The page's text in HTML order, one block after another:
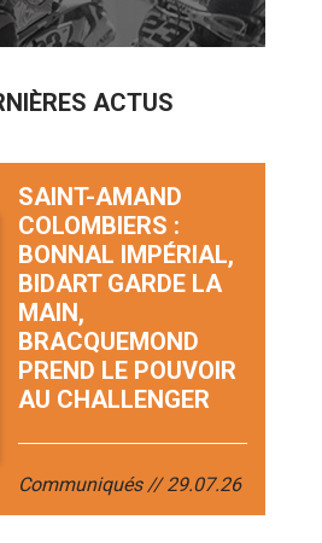
ACTUS
SAINT-AMAND
COLOMBIERS :
BONNAL IMPÉRIAL,
BIDART GARDE LA
MAIN,
BRACQUEMOND
PREND LE POUVOIR
AU CHALLENGER
Communiqués 29.07.26